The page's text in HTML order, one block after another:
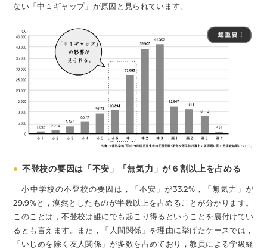
ない「中１ギャップ」が原因と見られています。
● 不登校の要因は「不安」「無気力」が６割以上を占める
小中学校の不登校の要因は，「不安」が33.2%，「無気力」が
29.9%と，漠然としたものが半数以上を占めることが分かります。
このことは，不登校は誰にでも起こり得るということを裏付けてい
るとも言えます。また，「人間関係」を理由に挙げたケースでは，
「いじめを除く友人関係」が多数を占めており，教員による学級経